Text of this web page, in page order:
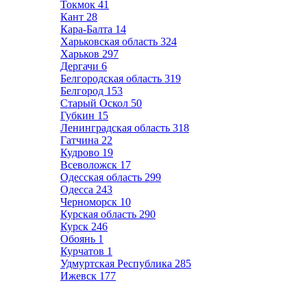
Токмок 41
Кант 28
Кара-Балта 14
Харьковская область 324
Харьков 297
Дергачи 6
Белгородская область 319
Белгород 153
Старый Оскол 50
Губкин 15
Ленинградская область 318
Гатчина 22
Кудрово 19
Всеволожск 17
Одесская область 299
Одесса 243
Черноморск 10
Курская область 290
Курск 246
Обоянь 1
Курчатов 1
Удмуртская Республика 285
Ижевск 177